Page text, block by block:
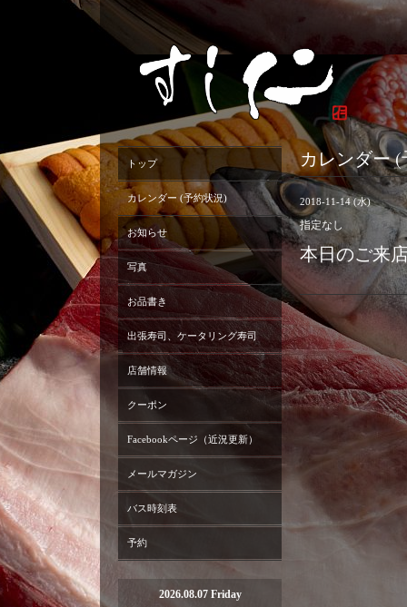
カレンダー
2018-11-14 (水)
指定なし
本日のご来
トップ
カレンダー (予約状況)
お知らせ
写真
お品書き
出張寿司、ケータリング寿司
店舗情報
クーポン
Facebookページ（近況更新）
メールマガジン
バス時刻表
予約
2026.08.07 Friday